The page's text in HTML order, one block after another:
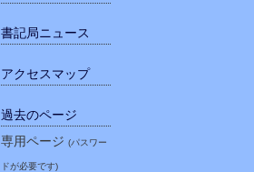
書記局ニュース
アクセスマップ
過去のページ
専用ページ(パスワー
ドが必要です)